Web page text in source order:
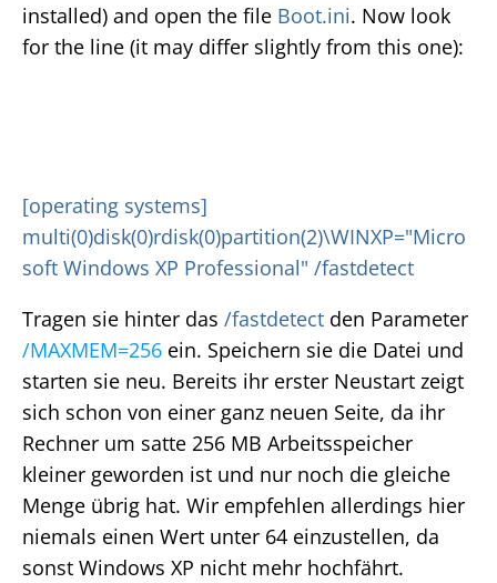
installed) and open the file Boot.ini. Now look
for the line (it may differ slightly from this one):
[operating systems]
multi(0)disk(0)rdisk(0)partition(2)\WINXP="Micro
soft Windows XP Professional" /fastdetect
Tragen sie hinter das /fastdetect den Parameter
/MAXMEM=256 ein. Speichern sie die Datei und
starten sie neu. Bereits ihr erster Neustart zeigt
sich schon von einer ganz neuen Seite, da ihr
Rechner um satte 256 MB Arbeitsspeicher
kleiner geworden ist und nur noch die gleiche
Menge übrig hat. Wir empfehlen allerdings hier
niemals einen Wert unter 64 einzustellen, da
sonst Windows XP nicht mehr hochfährt.